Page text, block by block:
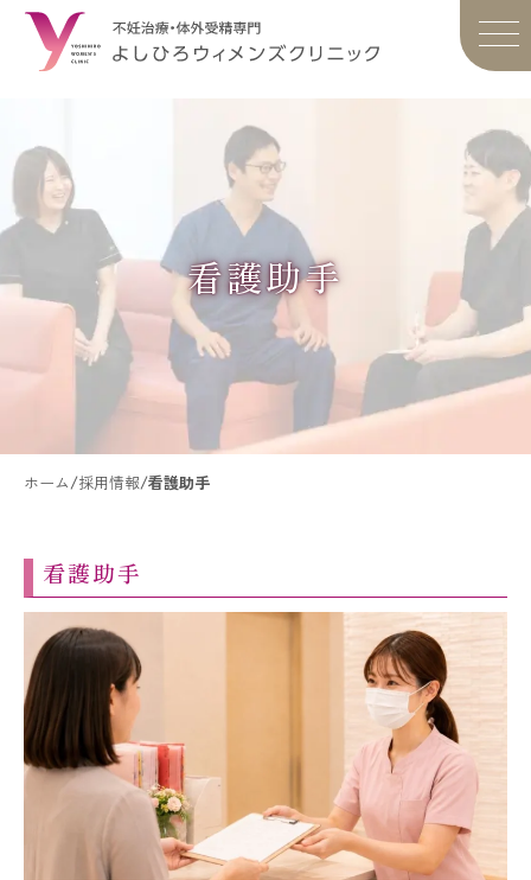
看護助手
ホーム/採用情報/看護助手
看護助手